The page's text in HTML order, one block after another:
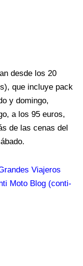
desde los 20
que incluye pack
y domingo,
a los 95 euros,
de las cenas del
Viajeros
Moto Blog (conti-